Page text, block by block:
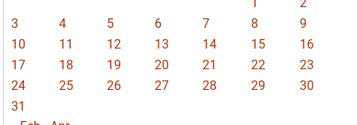
3
4 5 6 7 8
9
10
11 12 13 14 15
16
17
18 19 20 21 22
23
24
25 26 27 28 29
30
31